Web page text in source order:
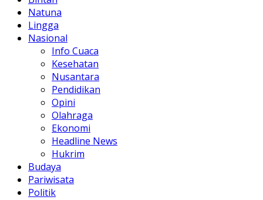
Natuna
Lingga
Nasional
Info Cuaca
Kesehatan
Nusantara
Pendidikan
Opini
Olahraga
Ekonomi
Headline News
Hukrim
Budaya
Pariwisata
Politik